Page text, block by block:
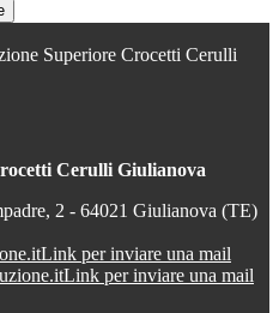
Superiore Crocetti Cerulli
Cerulli Giulianova
2 - 64021 Giulianova (TE)
Link per inviare una mail
Link per inviare una mail